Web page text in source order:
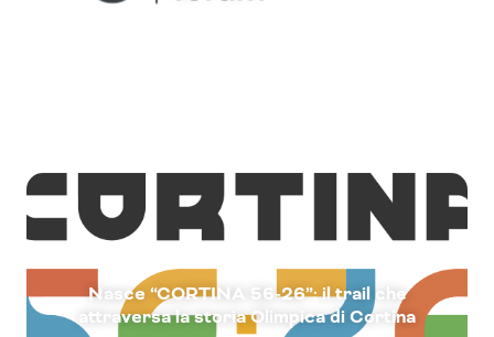
Nasce “CORTINA 56-26”: il trail che
attraversa la storia Olimpica di Cortina